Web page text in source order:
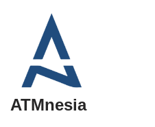
Lompat
konten
ATMnesia